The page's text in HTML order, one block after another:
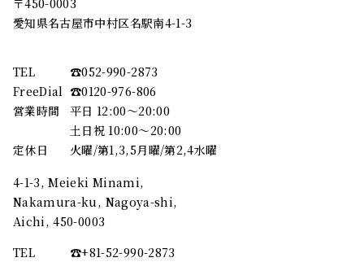
愛知県名古屋市中村区名駅南4-1-3
TEL
☎︎052-990-2873
FreeDial ☎︎0120-976-806
営業時間
平日 12:00～20:00
土日祝 10:00～20:00
定休日
火曜/第1,3,5月曜/第2,4水曜
4-1-3, Meieki Minami,
Nakamura-ku, Nagoya-shi,
Aichi, 450-0003
TEL
☎︎+81-52-990-2873